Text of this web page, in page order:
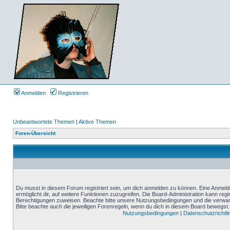
Anmelden Registrieren
Unbeantwortete Themen | Aktive Themen
Foren-Übersicht
Du musst in diesem Forum registriert sein, um dich anmelden zu können. Eine
ermöglicht dir, auf weitere Funktionen zuzugreifen. Die Board-Administration kann
Berechtigungen zuweisen. Beachte bitte unsere Nutzungsbedingungen und die
Bitte beachte auch die jeweiligen Forenregeln, wenn du dich in diesem Board bewegst.
Nutzungsbedingungen |